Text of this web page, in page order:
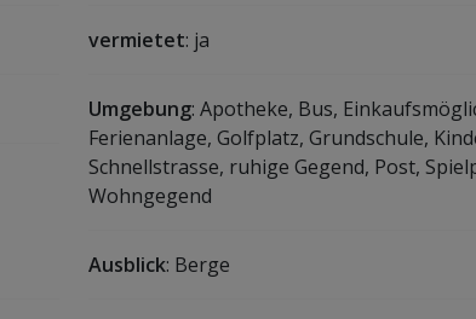
vermietet: ja
Umgebung: Apotheke, Bus,
Ferienanlage, Golfplatz, Grundschule,
Schnellstrasse, ruhige Gegend, Post,
Wohngegend
Ausblick: Berge